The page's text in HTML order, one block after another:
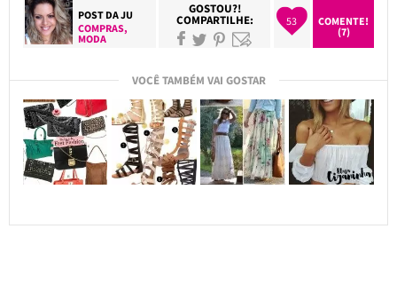
POST DAJU
COMPRAS,
MODA
GOSTOU?!
COMPARTILHE: 53
COMENTE!
(7)
VOCÊ TAMBÉM VAI GOSTAR